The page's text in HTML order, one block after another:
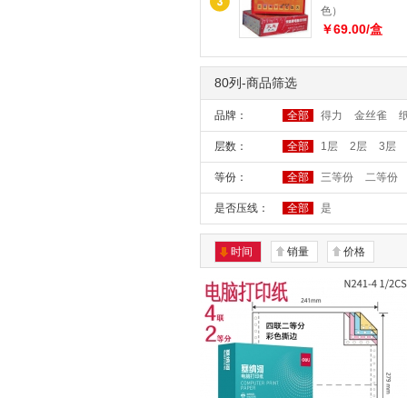
色）
￥69.00/盒
80列-商品筛选
品牌： 全部 得力 金丝雀
层数： 全部 1层 2层 3层
等份： 全部 三等份 二等份
是否压线： 全部 是
时间 销量 价格